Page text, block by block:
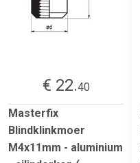
€ 22.40
Masterfix
Blindklinkmoer
M4x11mm - aluminium